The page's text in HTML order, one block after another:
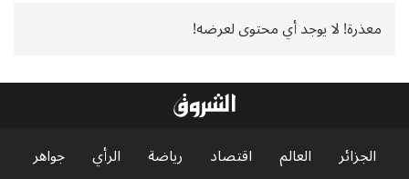
معذرة! لا يوجد أي محتوى لعرضه!
الجزائر العالم اقتصاد رياضة الرأي
جواهر